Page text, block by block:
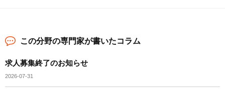
この分野の専門家が書いたコラム
求人募集終了のお知らせ
2026-07-31